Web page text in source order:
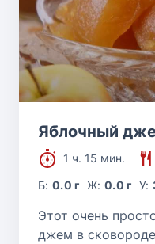
Яблочный
1 ч. 15 мин.
Б:0.0 г Ж: 0.0 г У:
Этот очень
джем в